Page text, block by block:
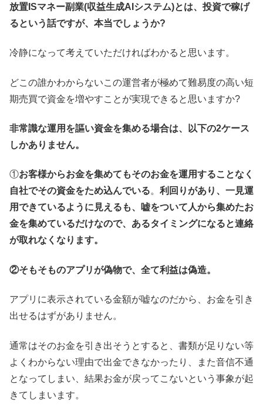
放置ISマネー副業(収益生成AIシステム)とは、投資で稼げ
るという話ですが、本当でしょうか?
冷静になって考えていただければわかると思います。
どこの誰かわからないこの運営者が極めて難易度の高い短
期売買で資金を増やすことが実現できると思いますか?
非常識な運用を謳い資金を集める場合は、以下の2ケース
しかありません。
①お客様からお金を集めてもそのお金を運用することなく
自社でその資金をため込んでいる。 利回りがあり、一見運
用できているように見えるも、嘘をついて人から集めたお
金を集めているだけなので、あるタイミングになると連絡
が取れなくなります。
②そもそものアプリが偽物で、全て利益は偽造。
アプリに表示されている金額が嘘なのだから、お金を引き
出せるはずがありません。
通常はそのお金を引き出そうとすると、書類が足りない等
よくわからない理由で出金できなかったり、また音信不通
となってしまい、結果お金が戻ってこないという事象が起
きてしまいます。